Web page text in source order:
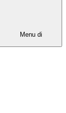
Menu di